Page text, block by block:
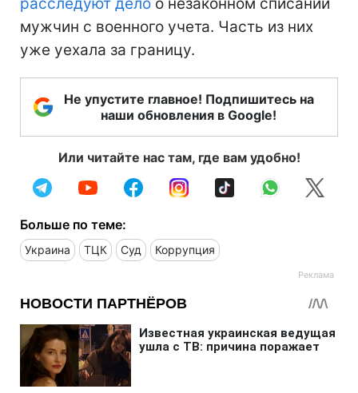
мужчин с военного учета. Часть из них
уже уехала за границу.
Не упустите главное! Подпишитесь на
наши обновления в Google!
Или читайте нас там, где вам удобно!
Больше по теме:
Украина ТЦК Суд Коррупция